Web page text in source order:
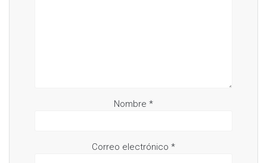
Nombre *
Correo electrónico *